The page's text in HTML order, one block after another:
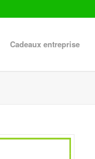
Cadeaux entreprise